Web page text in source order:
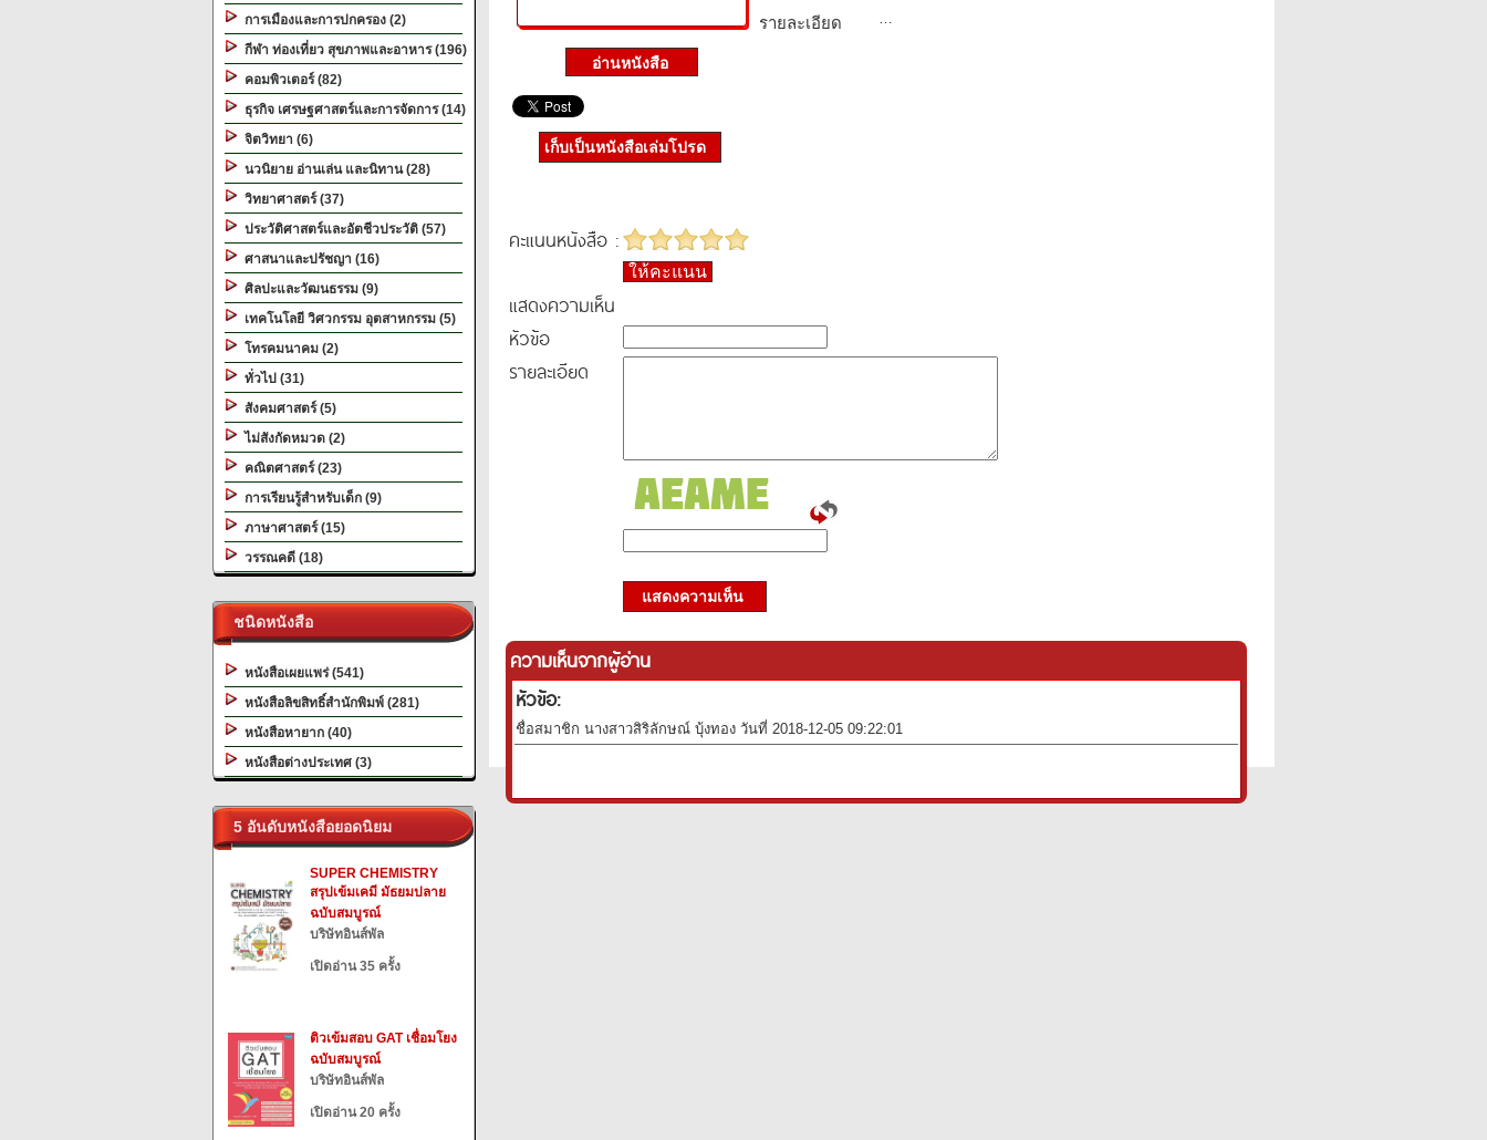
การเมืองและการปกครอง (2)
กีฬา ท่องเที่ยว สุขภาพและอาหาร (196)
คอมพิวเตอร์ (82)
ธุรกิจ เศรษฐศาสตร์และการจัดการ (14)
จิตวิทยา (6)
นวนิยาย อ่านเล่น และนิทาน (28)
วิทยาศาสตร์ (37)
ประวัติศาสตร์และอัตชีวประวัติ (57)
ศาสนาและปรัชญา (16)
ศิลปะและวัฒนธรรม (9)
เทคโนโลยี วิศวกรรม อุตสาหกรรม (5)
โทรคมนาคม (2)
ทั่วไป (31)
สังคมศาสตร์ (5)
ไม่สังกัดหมวด (2)
คณิตศาสตร์ (23)
การเรียนรู้สำหรับเด็ก (9)
ภาษาศาสตร์ (15)
วรรณคดี (18)
ชนิดหนังสือ
หนังสือเผยแพร่ (541)
หนังสือลิขสิทธิ์สำนักพิมพ์ (281)
หนังสือหายาก (40)
หนังสือต่างประเทศ (3)
5 อันดับหนังสือยอดนิยม
SUPER CHEMISTRY
สรุปเข้มเคมี มัธยมปลาย
ฉบับสมบูรณ์
บริษัทอินส์พัล
เปิดอ่าน 35 ครั้ง
ติวเข้มสอบ GAT เชื่อมโยง
ฉบับสมบูรณ์
บริษัทอินส์พัล
เปิดอ่าน 20 ครั้ง
รายละเอียด
…
เก็บเป็นหนังสือเล่มโปรด
คะแนนหนังสือ :
ให้คะแนน
แสดงความเห็น
หัวข้อ
รายละเอียด
แสดงความเห็น
ความเห็นจากผู้อ่าน
หัวข้อ:
ชื่อสมาชิก นางสาวสิริลักษณ์ บุ้งทอง วันที่ 2018-12-05 09:22:01